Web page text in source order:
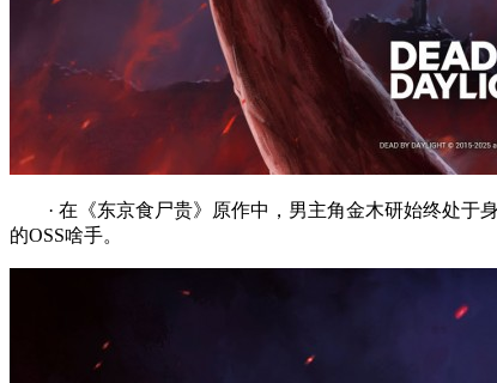
· 在《东京食尸贵》原作中，男主角金木研始终处
的OSS啥手。